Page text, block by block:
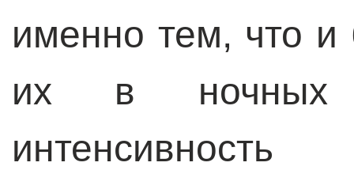
именно тем, что и
их в ночных